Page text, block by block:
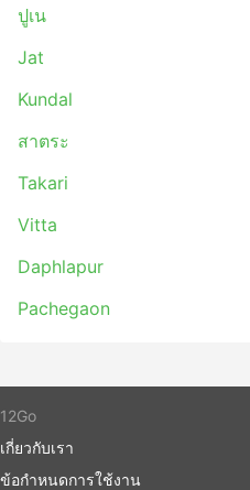
ปูเน
Jat
Kundal
สาตระ
Takari
Vitta
Daphlapur
Pachegaon
12Go
เกี่ยวกับเรา
ข้อกำหนดการใช้งาน